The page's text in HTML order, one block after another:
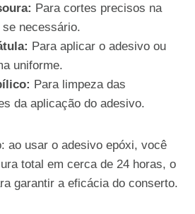
Para cortes precisos na
necessário.
Para aplicar o adesivo ou
uniforme.
Para limpeza das
da aplicação do adesivo.
ao usar o adesivo epóxi, você
total em cerca de 24 horas, o
garantir a eficácia do conserto.